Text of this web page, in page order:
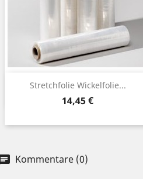
Stretchfolie Wickelfolie...
Preis
14,45 €
Vorschau
chat Kommentare (0)